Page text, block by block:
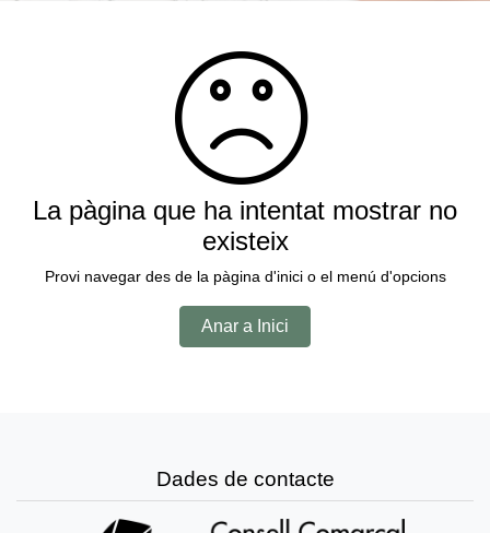
La pàgina que ha intentat mostrar no
existeix
Provi navegar des de la pàgina d'inici o el menú d'opcions
Anar a Inici
Dades de contacte